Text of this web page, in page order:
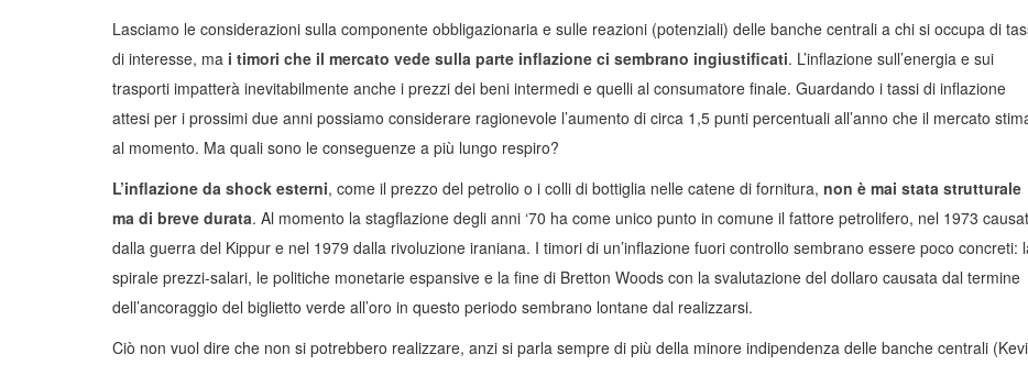
Lasciamo le considerazioni sulla componente obbligazionaria e sulle reazioni (potenziali) delle banche centrali a chi si occupa di
di interesse, ma i timori che il mercato vede sulla parte inflazione ci sembrano ingiustificati. L’inflazione sull’energia e sui
trasporti impatterà inevitabilmente anche i prezzi dei beni intermedi e quelli al consumatore finale. Guardando i tassi di inflazione
attesi per i prossimi due anni possiamo considerare ragionevole l’aumento di circa 1,5 punti percentuali all’anno che il mercato
al momento. Ma quali sono le conseguenze a più lungo respiro?
L’inflazione da shock esterni, come il prezzo del petrolio o i colli di bottiglia nelle catene di fornitura, non è mai stata strutturale
ma di breve durata. Al momento la stagflazione degli anni ‘70 ha come unico punto in comune il fattore petrolifero, nel 1973
dalla guerra del Kippur e nel 1979 dalla rivoluzione iraniana. I timori di un’inflazione fuori controllo sembrano essere poco concreti:
spirale prezzi-salari, le politiche monetarie espansive e la fine di Bretton Woods con la svalutazione del dollaro causata dal termine
dell’ancoraggio del biglietto verde all’oro in questo periodo sembrano lontane dal realizzarsi.
Ciò non vuol dire che non si potrebbero realizzare, anzi si parla sempre di più della minore indipendenza delle banche centrali